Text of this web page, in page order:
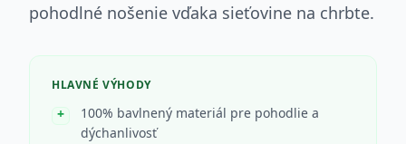
pohodlné nošenie vďaka sieťovine na chrbte.
HLAVNÉ VÝHODY
100% bavlnený materiál pre pohodlie a
dýchanlivosť